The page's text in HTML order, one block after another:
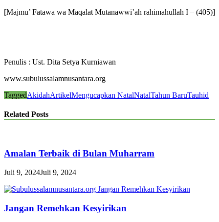
[Majmu’ Fatawa wa Maqalat Mutanawwi’ah rahimahullah I – (405)]
Penulis : Ust. Dita Setya Kurniawan
www.subulussalamnusantara.org
TaggedAkidahArtikelMengucapkan NatalNatalTahun BaruTauhid
Related Posts
Amalan Terbaik di Bulan Muharram
Juli 9, 2024Juli 9, 2024
Jangan Remehkan Kesyirikan